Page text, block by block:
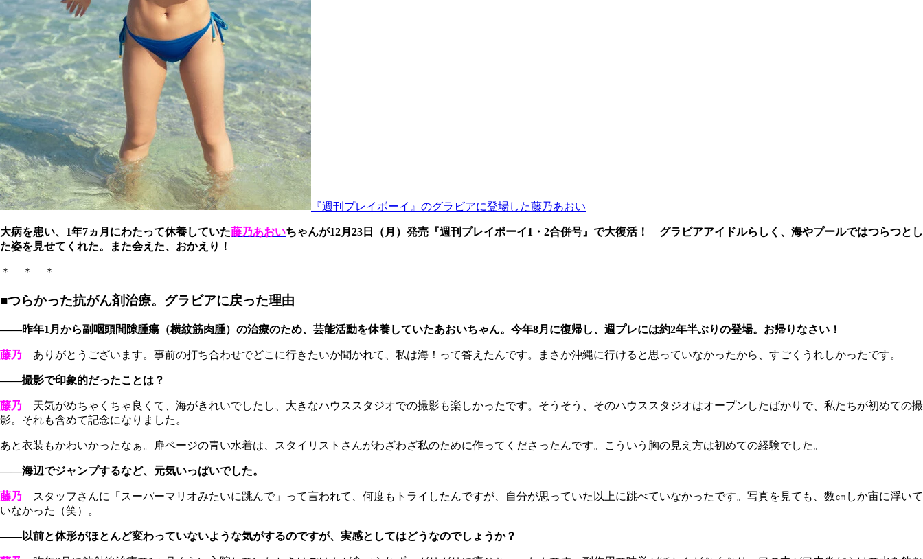
『週刊プレイボーイ』のグラビアに登場した藤乃あおい
大病を患い、1年7ヵ月にわたって休養していた藤乃あおいちゃんが12月23日（月）発売『週刊プレイボーイ1・2合併号』で大復活！ グラビアアイドルらしく、海やプールではつらつとし
た姿を見せてくれた。また会えた、おかえり！
＊ ＊ ＊
■つらかった抗がん剤治療。グラビアに戻った理由
――昨年1月から副咽頭間隙腫瘍（横紋筋肉腫）の治療のため、芸能活動を休養していたあおいちゃん。今年8月に復帰し、週プレには約2年半ぶりの登場。お帰りなさい！
藤乃 ありがとうございます。事前の打ち合わせでどこに行きたいか聞かれて、私は海！って答えたんです。まさか沖縄に行けると思っていなかったから、すごくうれしかったです。
――撮影で印象的だったことは？
藤乃 天気がめちゃくちゃ良くて、海がきれいでしたし、大きなハウススタジオでの撮影も楽しかったです。そうそう、そのハウススタジオはオープンしたばかりで、私たちが初めての撮
影。それも含めて記念になりました。
あと衣装もかわいかったなぁ。扉ページの青い水着は、スタイリストさんがわざわざ私のために作ってくださったんです。こういう胸の見え方は初めての経験でした。
――海辺でジャンプするなど、元気いっぱいでした。
藤乃 スタッフさんに「スーパーマリオみたいに跳んで」って言われて、何度もトライしたんですが、自分が思っていた以上に跳べていなかったです。写真を見ても、数㎝しか宙に浮いて
いなかった（笑）。
――以前と体形がほとんど変わっていないような気がするのですが、実感としてはどうなのでしょうか？